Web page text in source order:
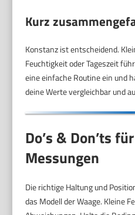
Kurz
Konstanz ist entscheidend.
Feuchtigkeit oder Tageszeit
eine einfache Routine ein und
deine Werte vergleichbar und
Do’s & Don’ts
Messungen
Die richtige Haltung und
das Modell der Waage. Kleine